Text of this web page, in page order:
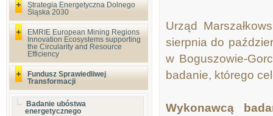
Strategia Energetyczna Dolnego
Śląska 2030
EMRIE European Mining Regions
Innovation Ecosystems supporting
the Circularity and Resource
Efficiency
Fundusz Sprawiedliwej
Transformacji
Badanie ubóstwa
energetycznego
Urząd
sierpnia do
w Boguszowie-
badanie, którego
Wykonawcą